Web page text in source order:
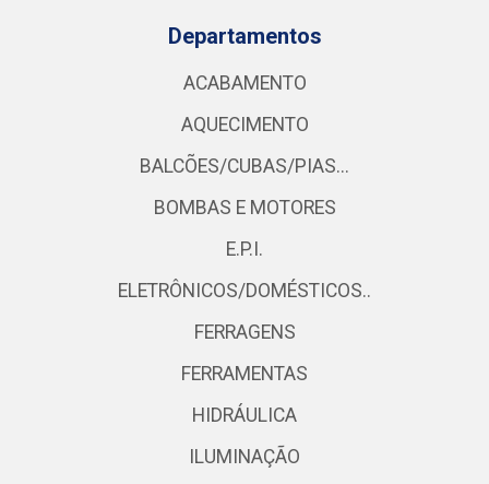
Departamentos
ACABAMENTO
AQUECIMENTO
BALCÕES/CUBAS/PIAS...
BOMBAS E MOTORES
E.P.I.
ELETRÔNICOS/DOMÉSTICOS..
FERRAGENS
FERRAMENTAS
HIDRÁULICA
ILUMINAÇÃO